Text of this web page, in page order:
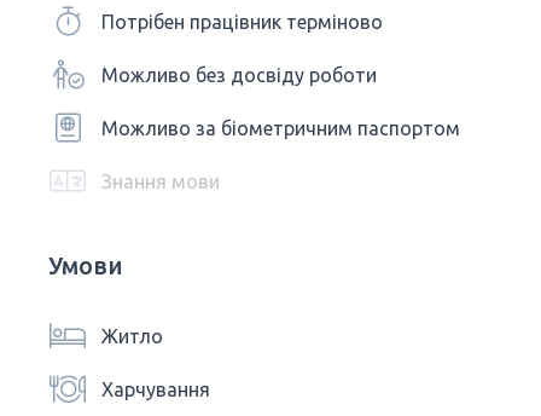
Потрібен працівник терміново
Можливо без досвіду роботи
Можливо за біометричним паспортом
Знання мови
Умови
Житло
Харчування